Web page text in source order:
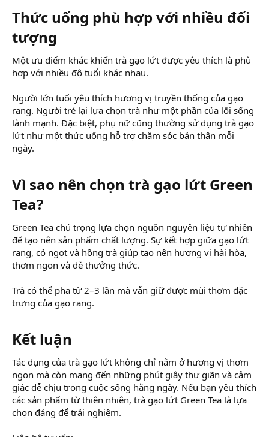
Thức uống phù hợp với nhiều đối
tượng​
Một ưu điểm khác khiến trà gạo lứt được yêu thích là phù
hợp với nhiều độ tuổi khác nhau.
Người lớn tuổi yêu thích hương vị truyền thống của gạo
rang. Người trẻ lại lựa chọn trà như một phần của lối sống
lành mạnh. Đặc biệt, phụ nữ cũng thường sử dụng trà gạo
lứt như một thức uống hỗ trợ chăm sóc bản thân mỗi
ngày.
Vì sao nên chọn trà gạo lứt Green
Tea?​
Green Tea chú trọng lựa chọn nguồn nguyên liệu tự nhiên
để tạo nên sản phẩm chất lượng. Sự kết hợp giữa gạo lứt
rang, cỏ ngọt và hồng trà giúp tạo nên hương vị hài hòa,
thơm ngon và dễ thưởng thức.
Trà có thể pha từ 2–3 lần mà vẫn giữ được mùi thơm đặc
trưng của gạo rang.
Kết luận​
Tác dụng của trà gạo lứt không chỉ nằm ở hương vị thơm
ngon mà còn mang đến những phút giây thư giãn và cảm
giác dễ chịu trong cuộc sống hằng ngày. Nếu bạn yêu thích
các sản phẩm từ thiên nhiên, trà gạo lứt Green Tea là lựa
chọn đáng để trải nghiệm.